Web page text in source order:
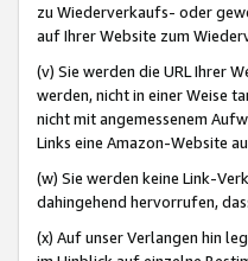
zu Wiederverkaufs- oder
auf Ihrer Website zum
(v) Sie werden die URL Ihrer
werden, nicht in einer Weise
nicht mit angemessenem
Links eine Amazon-Website
(w) Sie werden keine Link-
dahingehend hervorrufen,
(x) Auf unser Verlangen hin